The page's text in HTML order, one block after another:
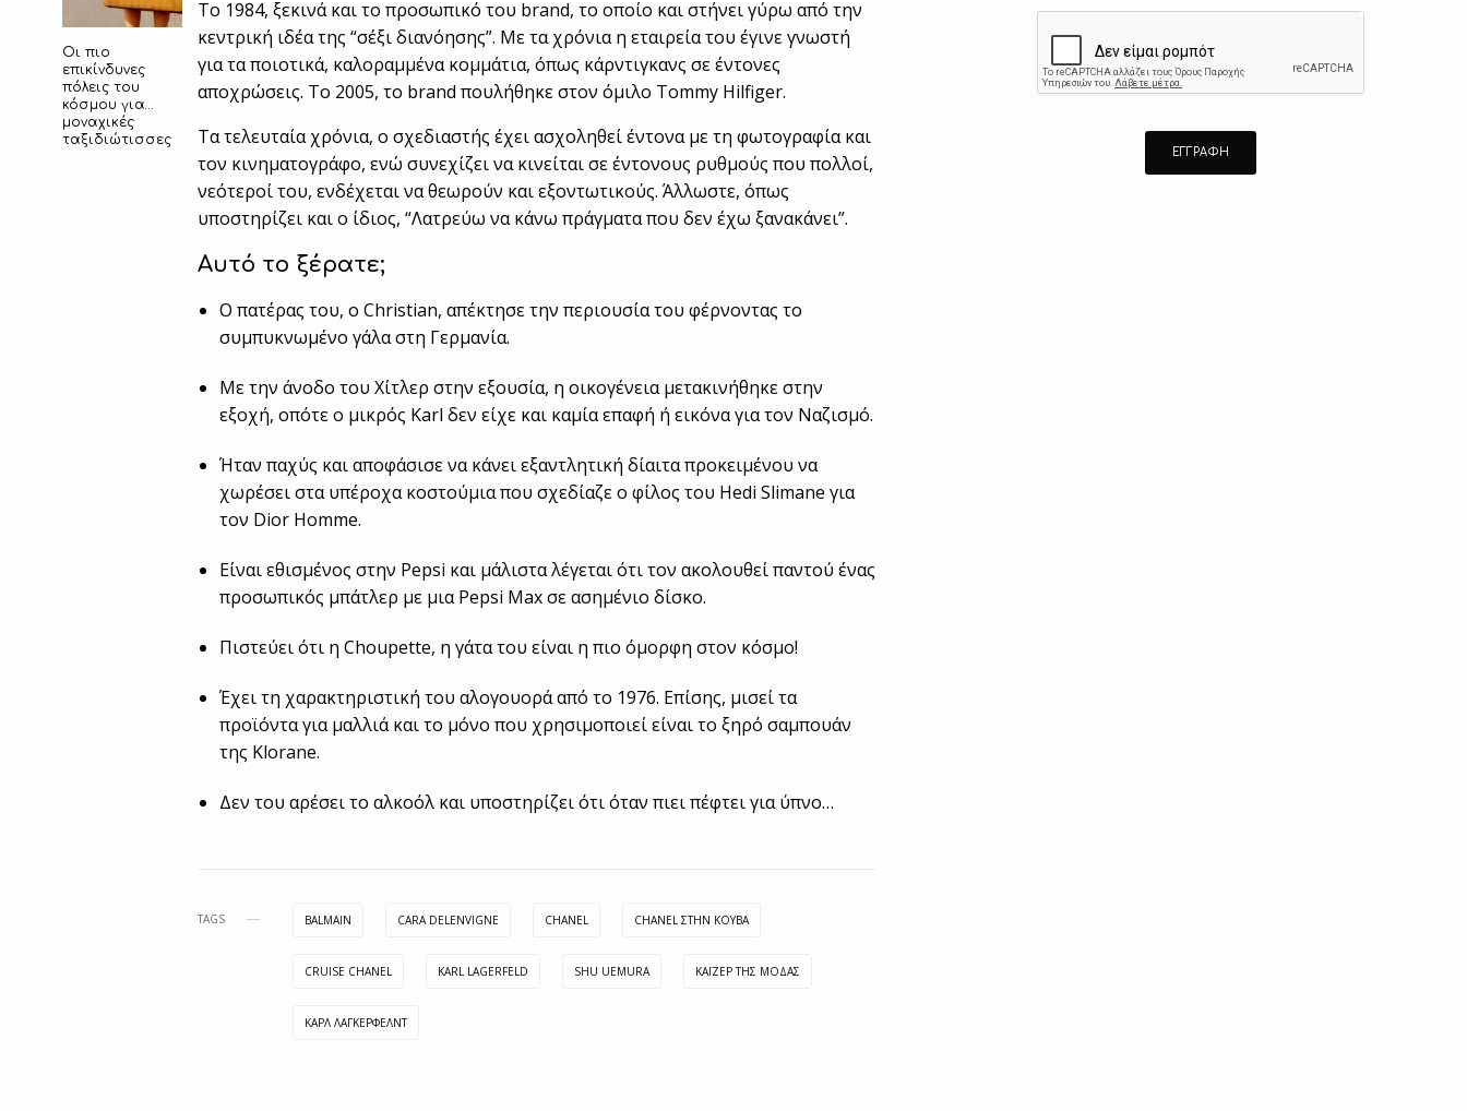
Οι πιο
επικίνδυνες
πόλεις του
κόσμου για…
μοναχικές
ταξιδιώτισσες
Το 1984, ξεκινά και το προσωπικό του brand, το οποίο και στήνει γύρω από την
κεντρική ιδέα της “σέξι διανόησης”. Με τα χρόνια η εταιρεία του έγινε γνωστή
για τα ποιοτικά, καλοραμμένα κομμάτια, όπως κάρντιγκανς σε έντονες
αποχρώσεις. Το 2005, το brand πουλήθηκε στον όμιλο Tommy Hilfiger.
Tα τελευταία χρόνια, ο σχεδιαστής έχει ασχοληθεί έντονα με τη φωτογραφία και
τον κινηματογράφο, ενώ συνεχίζει να κινείται σε έντονους ρυθμούς που πολλοί,
νεότεροί του, ενδέχεται να θεωρούν και εξοντωτικούς. Άλλωστε, όπως
υποστηρίζει και ο ίδιος, “Λατρεύω να κάνω πράγματα που δεν έχω ξανακάνει”.
Αυτό το ξέρατε;
Ο πατέρας του, ο Christian, απέκτησε την περιουσία του φέρνοντας το
συμπυκνωμένο γάλα στη Γερμανία.
Με την άνοδο του Χίτλερ στην εξουσία, η οικογένεια μετακινήθηκε στην
εξοχή, οπότε ο μικρός Karl δεν είχε και καμία επαφή ή εικόνα για τον Ναζισμό.
Ήταν παχύς και αποφάσισε να κάνει εξαντλητική δίαιτα προκειμένου να
χωρέσει στα υπέροχα κοστούμια που σχεδίαζε ο φίλος του Hedi Slimane για
τον Dior Homme.
Είναι εθισμένος στην Pepsi και μάλιστα λέγεται ότι τον ακολουθεί παντού ένας
προσωπικός μπάτλερ με μια Pepsi Max σε ασημένιο δίσκο.
Πιστεύει ότι η Choupette, η γάτα του είναι η πιο όμορφη στον κόσμο!
Έχει τη χαρακτηριστική του αλογουορά από το 1976. Επίσης, μισεί τα
προϊόντα για μαλλιά και το μόνο που χρησιμοποιεί είναι το ξηρό σαμπουάν
της Klorane.
Δεν του αρέσει το αλκοόλ και υποστηρίζει ότι όταν πιει πέφτει για ύπνο…
TAGS BALMAIN CARA DELENVIGNE CHANEL CHANEL ΣΤΗΝ ΚΟΎΒΑ
CRUISE CHANEL KARL LAGERFELD SHU UEMURA ΚΆΙΖΕΡ ΤΗΣ ΜΌΔΑΣ
ΚΑΡΛ ΛΆΓΚΕΡΦΕΛΝΤ